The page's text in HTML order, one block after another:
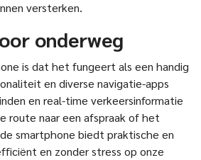
versterken.
onderweg
is dat het fungeert als een handig
en diverse navigatie-apps
en real-time verkeersinformatie
route naar een afspraak of het
smartphone biedt praktische en
en zonder stress op onze